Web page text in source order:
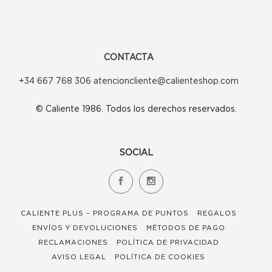
CONTACTA
+34 667 768 306 atencioncliente@calienteshop.com
© Caliente 1986. Todos los derechos reservados.
SOCIAL
CALIENTE PLUS – PROGRAMA DE PUNTOS
REGALOS
ENVÍOS Y DEVOLUCIONES
MÉTODOS DE PAGO
RECLAMACIONES
POLÍTICA DE PRIVACIDAD
AVISO LEGAL
POLÍTICA DE COOKIES